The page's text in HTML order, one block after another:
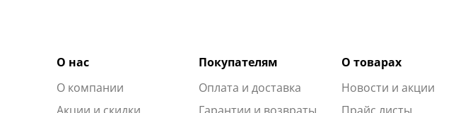
О нас
О компании
Акции и скидки
Покупателям
Оплата и доставка
Гарантии и возвраты
О товарах
Новости и акции
Прайс листы